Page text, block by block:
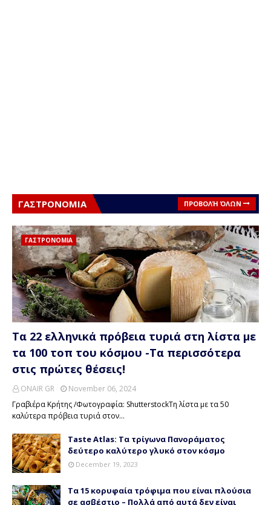
ΓΑΣΤΡΟΝΟΜΙΑ ΠΡΟΒΟΛΉ ΌΛΩΝ
ΓΑΣΤΡΟΝΟΜΙΑ
Τα 22 ελληνικά πρόβεια τυριά στη λίστα με
τα 100 τοπ του κόσμου -Τα περισσότερα
στις πρώτες θέσεις!
ONAIR GR
November 06, 2024
Γραβιέρα Κρήτης /Φωτογραφία: ShutterstockΤη λίστα με τα 50
καλύτερα πρόβεια τυριά στον…
Taste Atlas: Τα τρίγωνα Πανοράματος
δεύτερο καλύτερο γλυκό στον κόσμο
December 19, 2023
Τα 15 κορυφαία τρόφιμα που είναι πλούσια
σε ασβέστιο – Πολλά από αυτά δεν είναι